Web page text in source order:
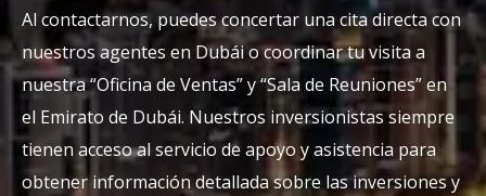
Al contactarnos, puedes concertar una cita directa con
nuestros agentes en Dubái o coordinar tu visita a
nuestra “Oficina de Ventas” y “Sala de Reuniones” en
el Emirato de Dubái. Nuestros inversionistas siempre
tienen acceso al servicio de apoyo y asistencia para
obtener información detallada sobre las inversiones y